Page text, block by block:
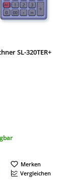
SL-320TER+
Merken
Vergleichen